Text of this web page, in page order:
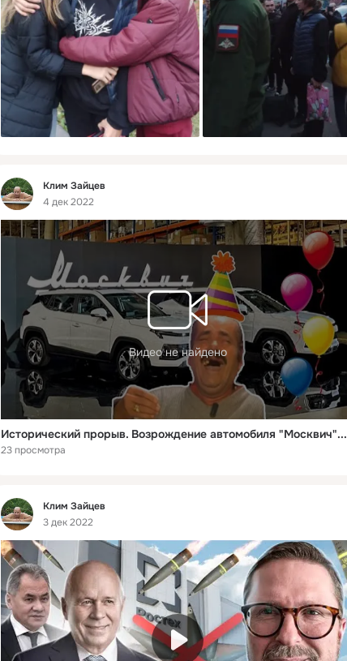
Фид
Клим Зайцев
4 дек 2022
Видео не найдено
Исторический прорыв. Возрождение автомобиля "Москвич"...
23 просмотра
Фид
Клим Зайцев
3 дек 2022